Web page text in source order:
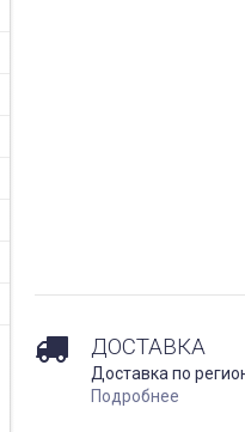
ДОСТАВКА
Доставка по
Подробнее